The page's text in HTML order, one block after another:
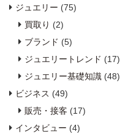
ジュエリー (75)
買取り (2)
ブランド (5)
ジュエリートレンド (17)
ジュエリー基礎知識 (48)
ビジネス (49)
販売・接客 (17)
インタビュー (4)